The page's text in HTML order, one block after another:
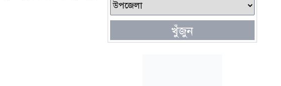
খুঁজুন